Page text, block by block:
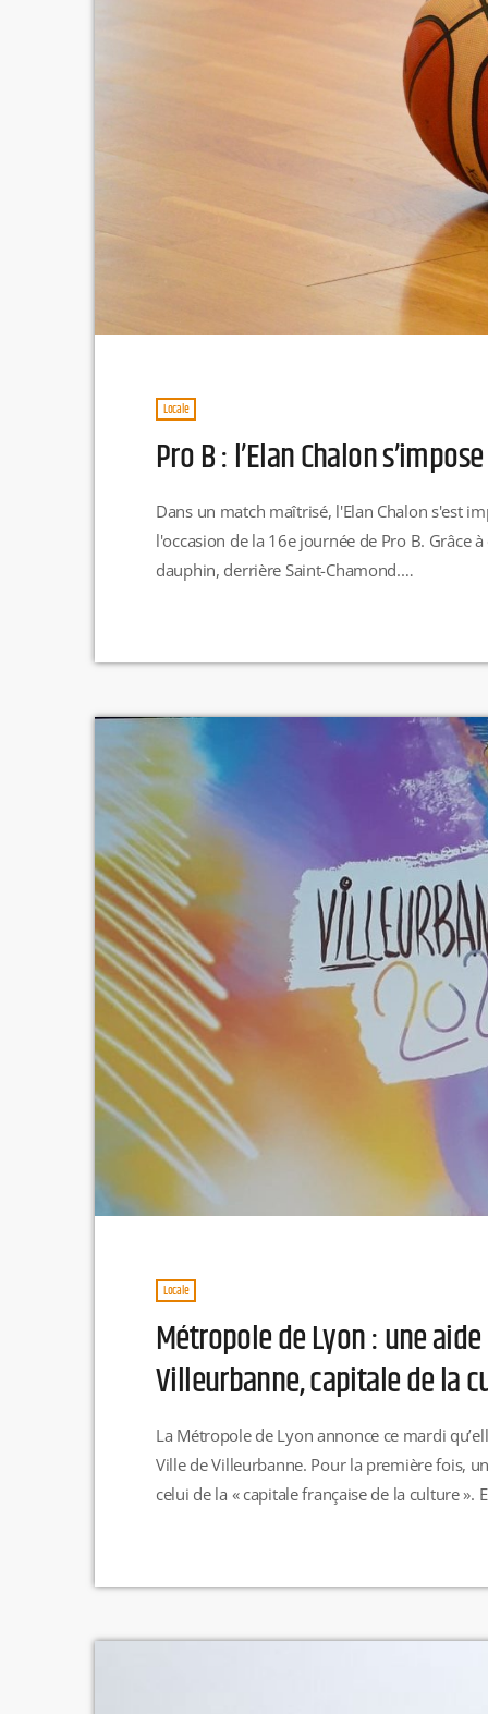
Locale
Pro B : l’Elan Chalon
Dans un match maîtrisé, l'Elan Chalon s'est
l'occasion de la 16e journée de Pro B. Grâce
dauphin, derrière Saint-Chamond.
Locale
Métropole de Lyon : une
Villeurbanne, capitale de la
La Métropole de Lyon annonce ce mardi
Ville de Villeurbanne. Pour la première fois,
celui de la « capitale française de la culture